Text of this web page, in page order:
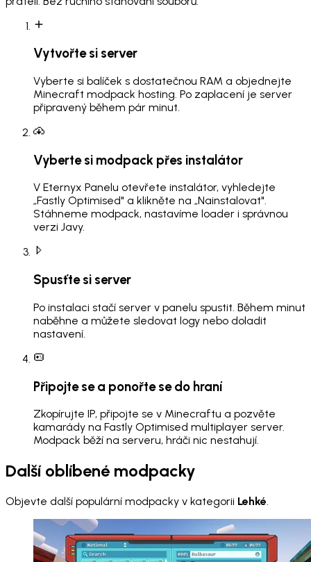
Vytvořte si server
Vyberte si balíček s dostatečnou RAM a objednejte
Minecraft modpack hosting. Po zaplacení je server
připravený během pár minut.
Vyberte si modpack přes instalátor
V Eternyx Panelu otevřete instalátor, vyhledejte
„Fastly Optimised" a klikněte na „Nainstalovat".
Stáhneme modpack, nastavíme loader i správnou
verzi Javy.
Spusťte si server
Po instalaci stačí server v panelu spustit. Během minut
naběhne a můžete sledovat logy nebo doladit
nastavení.
Připojte se a ponořte se do hraní
Zkopírujte IP, připojte se v Minecraftu a pozvěte
kamarády na Fastly Optimised multiplayer server.
Modpack běží na serveru, hráči nic nestahují.
Další oblíbené modpacky
Objevte další populární modpacky v kategorii Lehké.